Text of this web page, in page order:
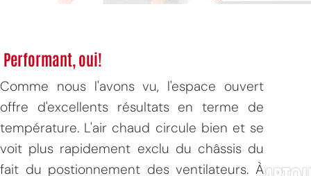
Performant, oui!
Comme nous l'avons vu, l'espace ouvert
offre d'excellents résultats en terme de
température. L'air chaud circule bien et se
voit plus rapidement exclu du châssis du
fait du postionnement des ventilateurs. À